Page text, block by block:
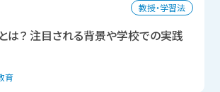
教授・学習法
は？ 注目される背景や学校での実践
育